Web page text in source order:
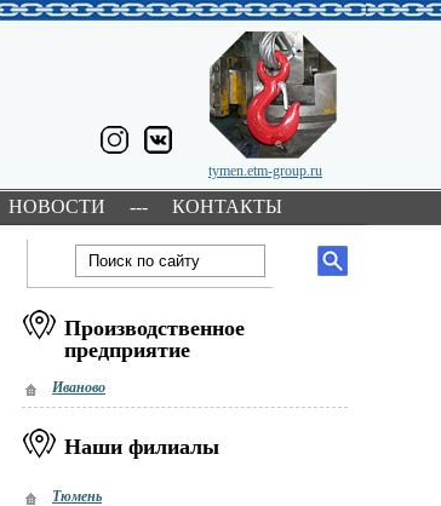
tymen.etm-group.ru
НОВОСТИ --- КОНТАКТЫ
Производственное
предприятие
Иваново
Наши филиалы
Тюмень